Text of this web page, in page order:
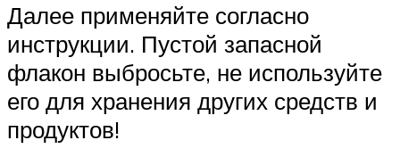
Далее применяйте согласно
инструкции. Пустой запасной
флакон выбросьте, не используйте
его для хранения других средств и
продуктов!